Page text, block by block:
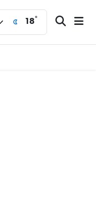
18°